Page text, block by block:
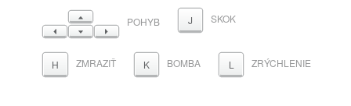
HORE
VĽAVODOLEVPRAVO
POHYB J SKOK
H ZMRAZIŤ K BOMBA L ZRÝCHLENIE